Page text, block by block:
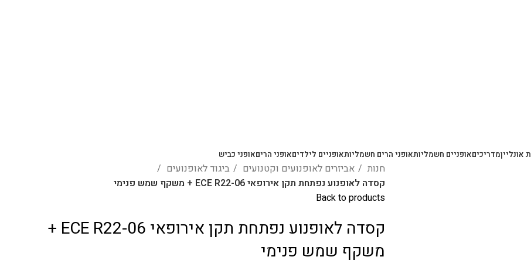
אונלייןמדריכיםאופניים חשמליותאופני הרים חשמליותאופניים לילדיםאופני הריםאופני כביש
חנות אביזרים לאופנועים וקטנועים
ביגוד לאופנועים
קסדה לאופנוע נפתחת תקן אירופאי ECE R22-06 + משקף שמש פנימי
Back to products
קסדה לאופנוע נפתחת תקן אירופאי ECE R22-06 +
משקף שמש פנימי